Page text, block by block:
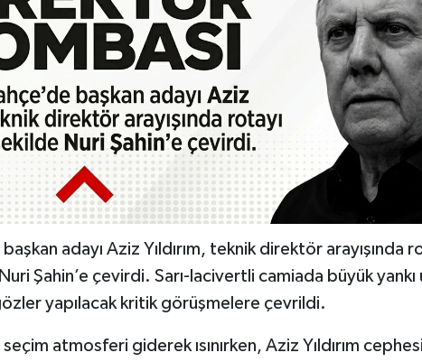
adayı Aziz Yıldırım, teknik direktör arayışında
Şahin’e çevirdi. Sarı-lacivertli camiada büyük yankı
yapılacak kritik görüşmelere çevrildi.
atmosferi giderek ısınırken, Aziz Yıldırım